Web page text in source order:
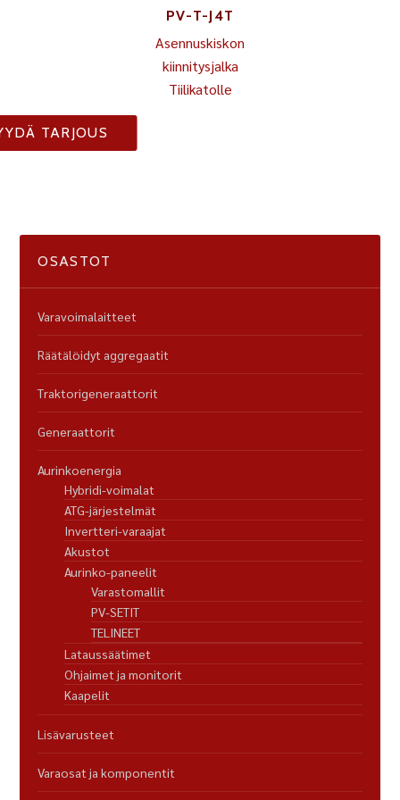
PV-T-J4T
Asennuskiskon
kiinnitysjalka
Tiilikatolle
TARJOUS
OSASTOT
Varavoimalaitteet
Räätälöidyt aggregaatit
Traktorigeneraattorit
Generaattorit
Aurinkoenergia
Hybridi-voimalat
ATG-järjestelmät
Invertteri-varaajat
Akustot
Aurinko-paneelit
Varastomallit
PV-SETIT
TELINEET
Lataussäätimet
Ohjaimet ja monitorit
Kaapelit
Lisävarusteet
Varaosat ja komponentit